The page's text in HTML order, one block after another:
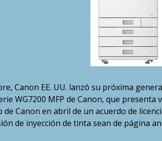
Canon EE. UU. lanzó su próxima
WG7200 MFP de Canon, que
Canon en abril de un acuerdo de
de inyección de tinta sean de página